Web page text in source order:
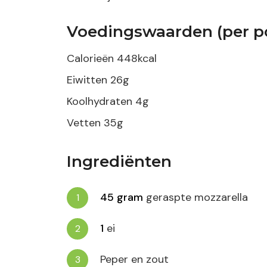
Voedingswaarden (per
Calorieën 448kcal
Eiwitten 26g
Koolhydraten 4g
Vetten 35g
Ingrediënten
45 gram geraspte mozzarella
1 ei
Peper en zout